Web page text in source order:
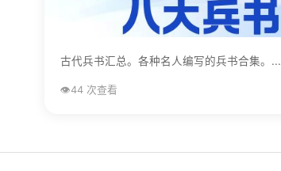
古代兵书汇总。各种名人编写的兵书合集。...
👁️44 次查看